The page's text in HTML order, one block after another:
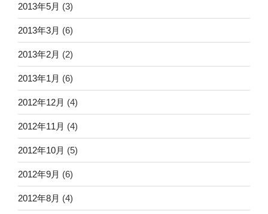
2013年5月 (3)
2013年3月 (6)
2013年2月 (2)
2013年1月 (6)
2012年12月 (4)
2012年11月 (4)
2012年10月 (5)
2012年9月 (6)
2012年8月 (4)